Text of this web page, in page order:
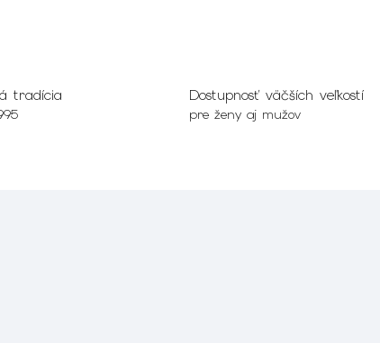
tradícia Dostupnosť väčších veľkostí
pre ženy aj mužov